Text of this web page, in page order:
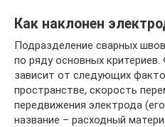
Как наклонен
Подразделение сварных
по ряду основных
зависит от следующих
пространстве, скорость
передвижения электрода
название – расходный